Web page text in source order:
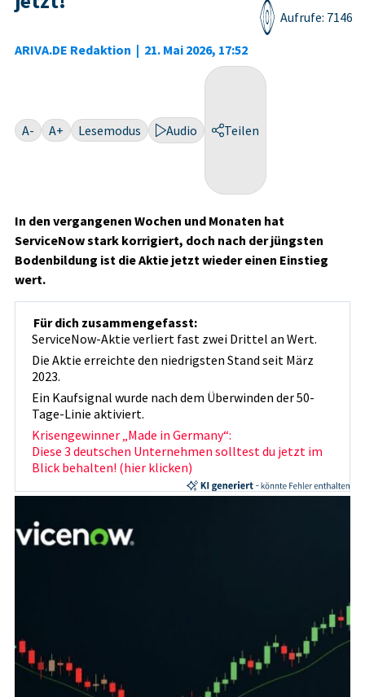
ARIVA.DE Redaktion | 21. Mai 2026, 17:52
Aufrufe: 7146
A- A+ Lesemodus Audio Teilen
In den vergangenen Wochen und Monaten hat
ServiceNow stark korrigiert, doch nach der jüngsten
Bodenbildung ist die Aktie jetzt wieder einen Einstieg
wert.
Für dich zusammengefasst:
ServiceNow-Aktie verliert fast zwei Drittel an Wert.
Die Aktie erreichte den niedrigsten Stand seit März
2023.
Ein Kaufsignal wurde nach dem Überwinden der 50-
Tage-Linie aktiviert.
Krisengewinner „Made in Germany“:
Diese 3 deutschen Unternehmen solltest du jetzt im
Blick behalten! (hier klicken)